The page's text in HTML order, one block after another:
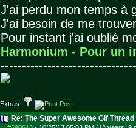
J'ai perdu mon temps à
J'ai besoin de me
Pour instant j'ai oublié
Harmonium - Pour un
--------------------------------
Extras:
Re: The Super Awesome Gif Thread